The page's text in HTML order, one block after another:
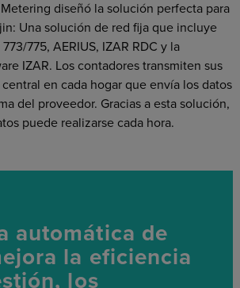
diseñó la solución perfecta para
Una solución de red fija que incluye
775, AERIUS, IZAR RDC y la
IZAR. Los contadores transmiten sus
en cada hogar que envía los datos
del proveedor. Gracias a esta solución,
puede realizarse cada hora.
automática de
la eficiencia
los